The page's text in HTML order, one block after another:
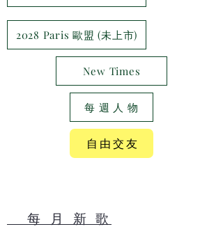
2028 Paris 歐盟 (未上市)
New Times
每 週 人 物
自 由 交 友
​ 每 月 新 歌